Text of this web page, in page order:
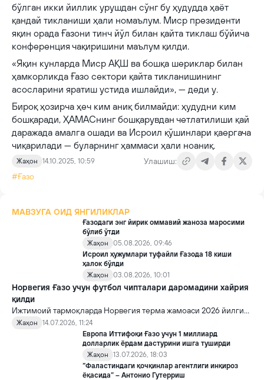
бўлган икки йиллик урушдан сўнг бу ҳудудда ҳаёт
қандай тикланиши ҳали номаълум. Миср президенти
яқин орада Ғазони тинч йўл билан қайта тиклаш бўйича
конференция чақиришини маълум қилди.
«Яқин кунларда Миср АҚШ ва бошқа шериклар билан
ҳамкорликда Ғазо сектори қайта тикланишининг
асосларини яратиш устида ишлайди», — деди у.
Бироқ ҳозирча ҳеч ким аниқ билмайди: ҳудудни ким
бошқаради, ҲАМАСнинг бошқарувдан четлатилиши қай
даражада амалга ошади ва Исроил қўшинлари қаергача
чиқарилади — буларнинг ҳаммаси ҳали ноаниқ.
Жаҳон 14.10.2025, 10:59
Улашиш:
#Ғазо
МАВЗУГА ОИД ЯНГИЛИКЛАР
Ғазодаги энг йирик оммавий жаноза маросими
бўлиб ўтди
Жаҳон
05.08.2026, 09:46
Исроил ҳужумлари туфайли Ғазода 18 киши
ҳалок бўлди
Жаҳон
03.08.2026, 10:01
Норвегия Ғазо учун футбол чипталари даромадини хайрия
қилди
Ижтимоий тармоқларда Норвегия терма жамоаси 2026 йилги
FIFA Жаҳон чемпионатидан олган барча мукофот пулини Ғазога
хайрия қилгани ҳақида хабарлар тарқалди.
Жаҳон
14.07.2026, 11:24
Европа Иттифоқи Ғазо учун 1 миллиард
долларлик ёрдам дастурини ишга туширди
Жаҳон
13.07.2026, 18:03
“Фаластиндаги қочқинлар агентлиги инқироз
ёқасида” – Антонио Гутерриш